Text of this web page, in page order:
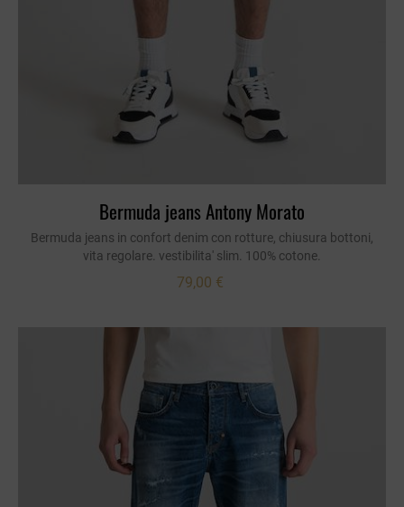
Bermuda jeans Antony Morato
Bermuda jeans in confort denim con rotture, chiusura bottoni,
vita regolare. vestibilita' slim. 100% cotone.
79,00 €